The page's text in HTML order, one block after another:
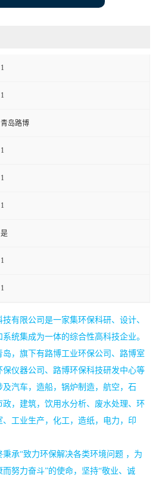
1
1
青岛路博
1
1
1
是
1
1
有限公司是一家集环保科研、设计、
统集成为一体的综合性高科技企业。
岛，旗下有路博工业环保公司、路博室
保仪器公司、路博环保科技研发中心等
汽车，造船，锅炉制造，航空，石
，建筑，饮用水分析、废水处理、环
工业生产，化工，造纸，电力，印
秉承“致力环保解决各类环境问题 ，为
努力奋斗”的使命，坚持“敬业、诚